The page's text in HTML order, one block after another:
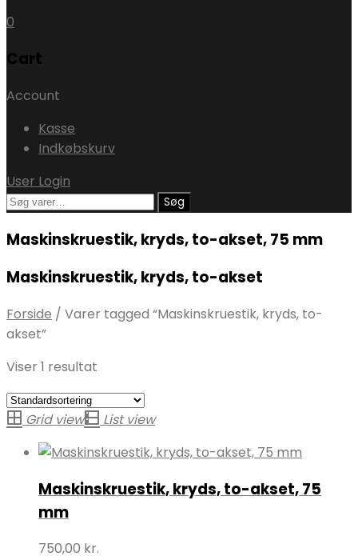
0
Cart
Account
Kasse
Indkøbskurv
User Login
Søg
Søg
Maskinskruestik, kryds, to-akset, 75 mm
Maskinskruestik, kryds, to-akset
Forside / Varer tagged “Maskinskruestik, kryds, to-
akset”
Viser 1 resultat
Grid view List view
Maskinskruestik, kryds, to-akset, 75
mm
750,00 kr.